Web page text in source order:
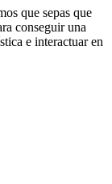
que sepas que
conseguir una
e interactuar en